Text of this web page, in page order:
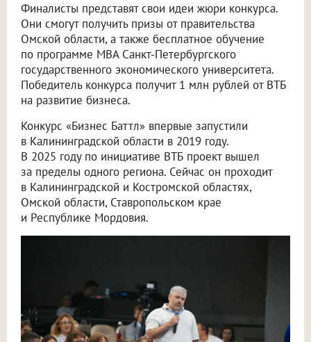
Финалисты представят свои идеи жюри конкурса.
Они смогут получить призы от правительства
Омской области, а также бесплатное обучение
по программе MBA Санкт-Петербургского
государственного экономического университета.
Победитель конкурса получит 1 млн рублей от ВТБ
на развитие бизнеса.
Конкурс «Бизнес Баттл» впервые запустили
в Калининградской области в 2019 году.
В 2025 году по инициативе ВТБ проект вышел
за пределы одного региона. Сейчас он проходит
в Калининградской и Костромской областях,
Омской области, Ставропольском крае
и Республике Мордовия.